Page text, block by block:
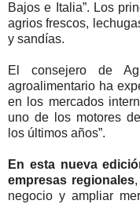
Bajos e Italia”. Los
agrios frescos,
y sandías.
El consejero de
agroalimentario ha
en los mercados
uno de los motores
los últimos años”.
En esta nueva
empresas regionales,
negocio y ampliar